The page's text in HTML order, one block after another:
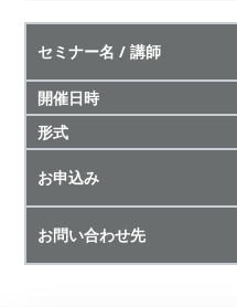
セミナー名 / 講師
開催日時
形式
お申込み
お問い合わせ先